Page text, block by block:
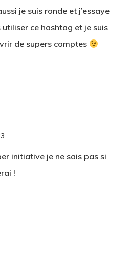
je suis ronde et j’essaye
utiliser ce hashtag et je suis
de supers comptes
initiative je ne sais pas si
!